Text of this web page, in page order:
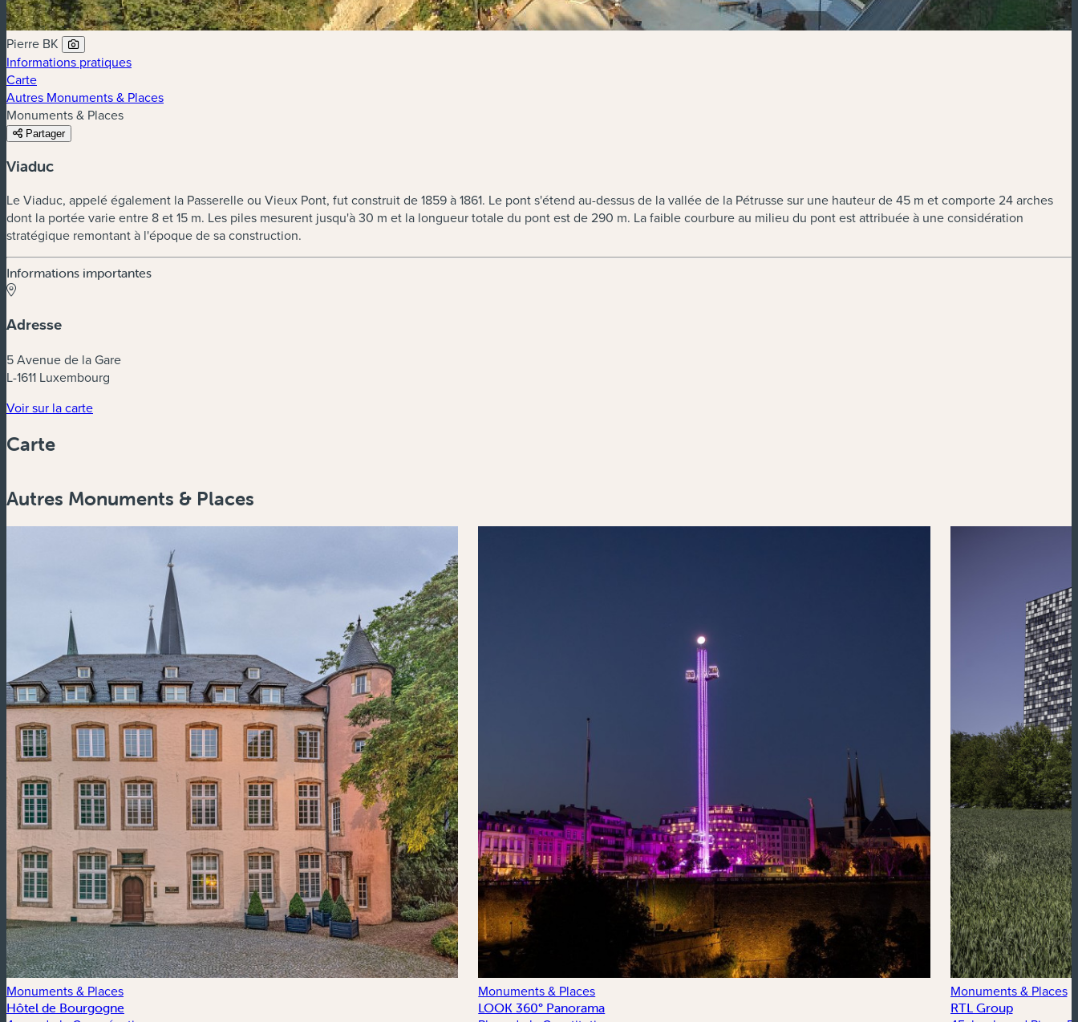
Pierre BK
Informations pratiques
Carte
Autres Monuments & Places
Monuments & Places
Partager
Viaduc
Le Viaduc, appelé également la Passerelle ou Vieux Pont, fut construit de 1859 à 1861. Le pont s'étend au-dessus de la vallée de la Pétrusse sur une hauteur de 45 m et comporte 24 arches
dont la portée varie entre 8 et 15 m. Les piles mesurent jusqu'à 30 m et la longueur totale du pont est de 290 m. La faible courbure au milieu du pont est attribuée à une considération
stratégique remontant à l'époque de sa construction.
Informations importantes
Adresse
5 Avenue de la Gare
L-1611 Luxembourg
Voir sur la carte(nouvelle fenêtre)
Carte
Zoom
Zoom
Autres Monuments & Places
Monuments & Places
Hôtel de Bourgogne
Monuments & Places
LOOK 360° Panorama
Monuments & Places
RTL Group